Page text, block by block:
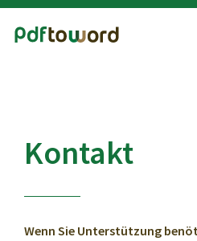
Alle PDF-Tools
Kontakt
Wenn Sie Unterstützung